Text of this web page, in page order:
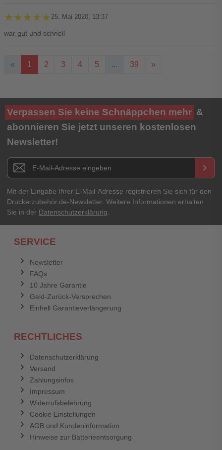
★★★★★
★★★★★ 25. Mai 2020, 13:37
war gut und schnell
« 1 2 3 4 5 ... 39 »
Ihre Bewertung**
★★★★★
Titel**
E-Mail-Adresse
Ihr Passwort
Verpassen Sie keine Schnäppchen mehr &
abonnieren Sie jetzt unseren kostenlosen
Newsletter!
Newsletter E-Mail Adresse keyboard_arrow_right
Mit der Eingabe Ihrer E-Mail-Adresse registrieren Sie sich für den
Druckerzubehör.de-Newsletter. Weitere Informationen erhalten
Sie in der Datenschutzerklärung.
SERVICE
Newsletter
FAQs
10 Jahre Garantie
Geld-Zurück-Versprechen
Einhell Garantieverlängerung
RECHTLICHES
Datenschutzerklärung
Versand
Zahlungsinfos
Impressum
Widerrufsbelehrung
Cookie Einstellungen
AGB und Kundeninformation
Hinweise zur Batterieentsorgung